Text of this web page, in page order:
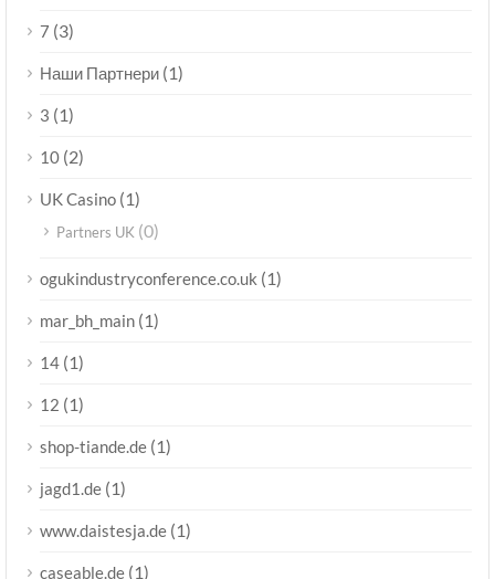
7 (3)
Наши Партнери (1)
3 (1)
10 (2)
UK Casino (1)
Partners UK (0)
ogukindustryconference.co.uk (1)
mar_bh_main (1)
14 (1)
12 (1)
shop-tiande.de (1)
jagd1.de (1)
www.daistesja.de (1)
caseable.de (1)